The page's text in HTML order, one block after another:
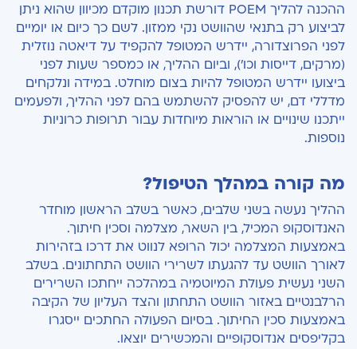
ההכנה להליך POEM דורשת תכנון מוקדם מכיוון שהוא ניתן
לביצוע רק בתנאי שהוושט נקי ממזון. לשם כך כיום או יומיים
לפני הפרוצדורה, יידרש המטופל להקפיד על דיאטה נוזלית
(מרקים, דייסות וכו'), וביום ההליך, או כמספר שעות לפני
ביצועו יידרש המטופל להיות בצום מוחלט. במידה ונלקחים
מדללי דם, יש להפסיק להשתמש בהם לפני ההליך, ולפעמים
ייתכנו שינויים או הוראות מיוחדות עבור תרופות כרוניות
נוספות.
מה קורה במהלך הטיפול?
ההליך נעשה בשני שלבים, כאשר בשלב הראשון מוחדר
האנדוסקופ המכיל, בין השאר, מצלמה וסכין חיתוך.
באמצעות המצלמה יכול הרופא לנווט את דרכו בזהירות
לאורך הוושט עד להגעתו לשרירי הוושט התחתונים. בשלב
השני נעשית פעולת המיוטמיה במהלכה ייחתכו השרירים
הרלבנטיים באזור הוושט התחתון והצד העליון של הקיבה
באמצעות סכין החיתוך. בסיום הפעולה החתכים ייסגרו
בקליפסים אנדוסקופיים והמכשירים יוצאו.